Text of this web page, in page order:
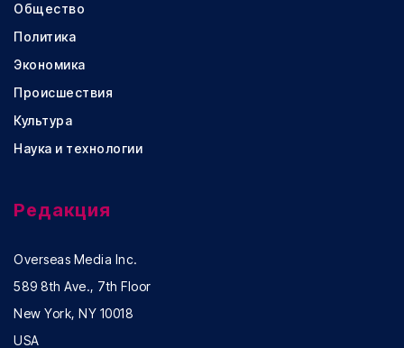
Общество
Политика
Экономика
Происшествия
Культура
Наука и технологии
Редакция
Overseas Media Inc.
589 8th Ave., 7th Floor
New York, NY 10018
USA